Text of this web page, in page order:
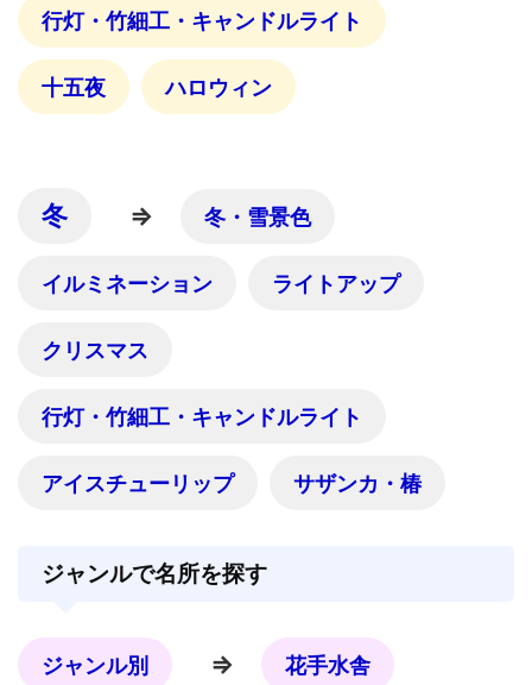
行灯・竹細工・キャンドルライト
十五夜 ハロウィン
冬 ⇒ 冬・雪景色
イルミネーション ライトアップ
クリスマス
行灯・竹細工・キャンドルライト
アイスチューリップ サザンカ・椿
ジャンルで名所を探す
ジャンル別 ⇒ 花手水舎